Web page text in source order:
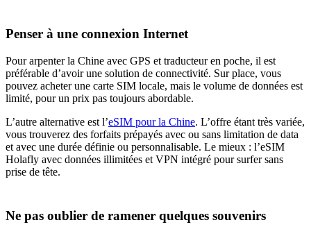
Penser à une connexion Internet
Pour arpenter la Chine avec GPS et traducteur en poche, il est
préférable d’avoir une solution de connectivité. Sur place, vous
pouvez acheter une carte SIM locale, mais le volume de données est
limité, pour un prix pas toujours abordable.
L’autre alternative est l’eSIM pour la Chine. L’offre étant très variée,
vous trouverez des forfaits prépayés avec ou sans limitation de data
et avec une durée définie ou personnalisable. Le mieux : l’eSIM
Holafly avec données illimitées et VPN intégré pour surfer sans
prise de tête.
Ne pas oublier de ramener quelques souvenirs